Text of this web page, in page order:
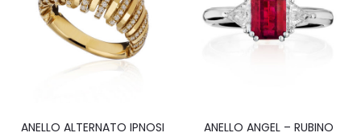
ANELLO ALTERNATO IPNOSI ANELLO ANGEL – RUBINO